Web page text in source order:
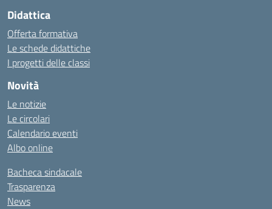
Didattica
Offerta formativa
Le schede didattiche
I progetti delle classi
Novità
Le notizie
Le circolari
Calendario eventi
Albo online
Bacheca sindacale
Trasparenza
News